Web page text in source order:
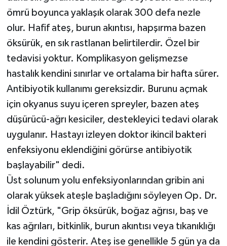
ömrü boyunca yaklaşık olarak 300 defa nezle
olur. Hafif ateş, burun akıntısı, hapşırma bazen
öksürük, en sık rastlanan belirtilerdir. Özel bir
tedavisi yoktur. Komplikasyon gelişmezse
hastalık kendini sınırlar ve ortalama bir hafta sürer.
Antibiyotik kullanımı gereksizdir. Burunu açmak
için okyanus suyu içeren spreyler, bazen ateş
düşürücü-ağrı kesiciler, destekleyici tedavi olarak
uygulanır. Hastayı izleyen doktor ikincil bakteri
enfeksiyonu eklendiğini görürse antibiyotik
başlayabilir" dedi.
Üst solunum yolu enfeksiyonlarından gribin ani
olarak yüksek ateşle başladığını söyleyen Op. Dr.
İdil Öztürk, "Grip öksürük, boğaz ağrısı, baş ve
kas ağrıları, bitkinlik, burun akıntısı veya tıkanıklığı
ile kendini gösterir. Ateş ise genellikle 5 gün ya da